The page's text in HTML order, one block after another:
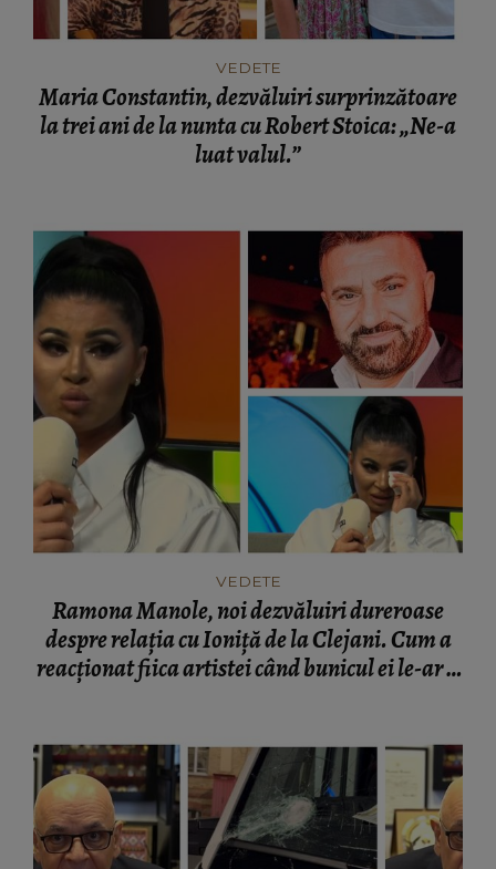
VEDETE
Maria Constantin, dezvăluiri surprinzătoare
la trei ani de la nunta cu Robert Stoica: „Ne-a
luat valul.”
VEDETE
Ramona Manole, noi dezvăluiri dureroase
despre relația cu Ioniță de la Clejani. Cum a
reacționat fiica artistei când bunicul ei le-ar fi